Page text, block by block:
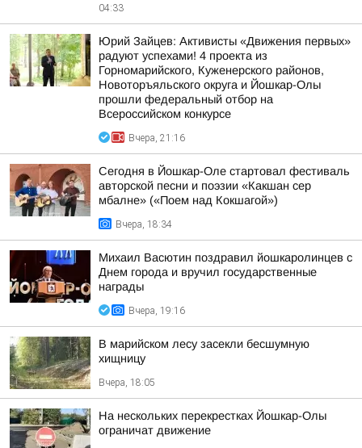
04:33
Юрий Зайцев: Активисты «Движения первых»
радуют успехами! 4 проекта из
Горномарийского, Куженерского районов,
Новоторъяльского округа и Йошкар-Олы
прошли федеральный отбор на
Всероссийском конкурсе
Вчера, 21:16
Сегодня в Йошкар-Оле стартовал фестиваль
авторской песни и поэзии «Какшан сер
мбалне» («Поем над Кокшагой»)
Вчера, 18:34
Михаил Васютин поздравил йошкаролинцев с
Днем города и вручил государственные
награды
Вчера, 19:16
В марийском лесу засекли бесшумную
хищницу
Вчера, 18:05
На нескольких перекрестках Йошкар-Олы
ограничат движение